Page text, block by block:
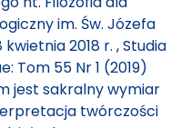
im. Św. Józefa
kwietnia 2018 r. ,Studia
Tom 55 Nr 1 (2019)
jest sakralny wymiar
twórczości